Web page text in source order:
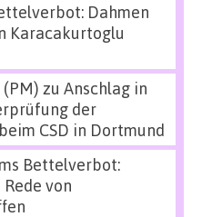
Dahmen
Karacakurtoglu
zu Anschlag in
der
CSD in Dortmund
Bettelverbot:
von